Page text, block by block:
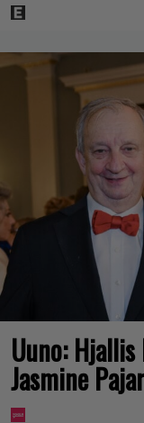
Uuno:
Jasmine